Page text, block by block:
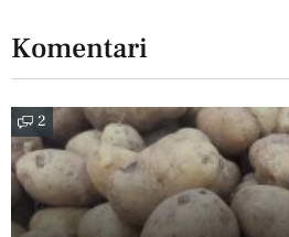
Komentari
2